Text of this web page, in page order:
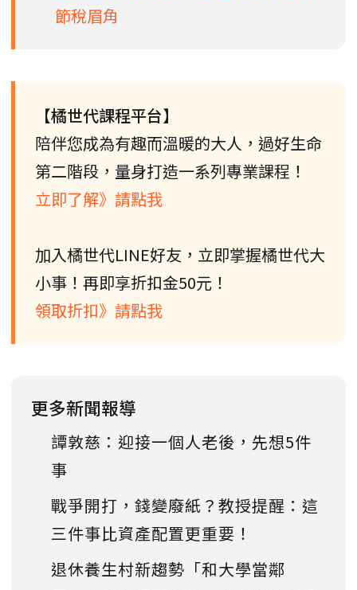
節稅眉角
【橘世代課程平台】
陪伴您成為有趣而溫暖的大人，過好生命
第二階段，量身打造一系列專業課程！
立即了解》請點我
加入橘世代LINE好友，立即掌握橘世代大
小事！再即享折扣金50元！
領取折扣》請點我
更多新聞報導
譚敦慈：迎接一個人老後，先想5件
事
戰爭開打，錢變廢紙？教授提醒：這
三件事比資產配置更重要！
退休養生村新趨勢「和大學當鄰